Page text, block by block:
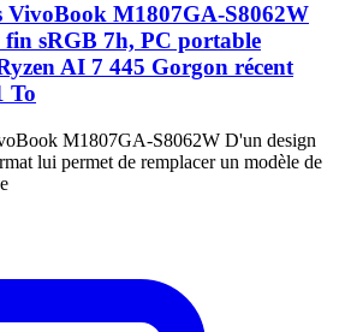
VivoBook M1807GA-S8062W
sRGB 7h, PC portable
AI 7 445 Gorgon récent
To
M1807GA-S8062W D'un design
lui permet de remplacer un modèle de